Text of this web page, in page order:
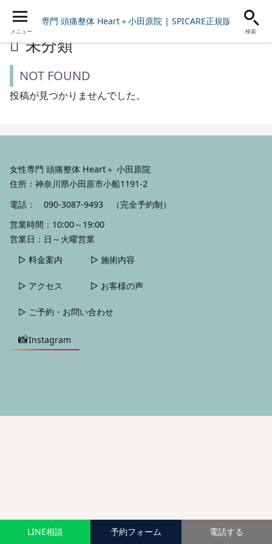
未分類
NOT FOUND
投稿が見つかりませんでした。
女性専門 頭痛整体 Heart＋ 小田原院
住所：神奈川県小田原市小船1191-2
電話：
090-3087-9493
（完全予約制）
営業時間：10:00～19:00
営業日：日～火曜営業
▷ 料金案内
▷ 施術内容
▷ アクセス ▷ お客様の声
▷ ご予約・お問い合わせ
📸Instagram
メニュー
女性専門 頭痛整体 Heart＋小田原院 | SPICARE正規販売店
検索
LINE相談 予約フォーム 電話する